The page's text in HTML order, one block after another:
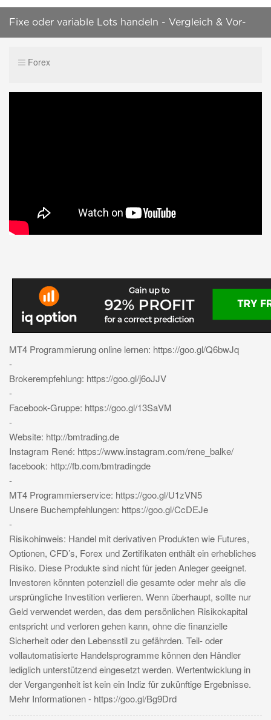
Fixe oder variable Lots handeln - Vergleich & Vor-
Forex
MT4 Programmierung online lernen: https://goo.gl/Q6bwJq
-
Brokerempfehlung: https://goo.gl/j6oJJV
-
Facebook-Gruppe: https://goo.gl/13SaVM
-
Website: http://bmtrading.de
Instagram René: https://www.instagram.com/rene_balke/
facebook: http://fb.com/bmtradingde
-
MT4 Programmierservice: https://goo.gl/U1zVN5
Unsere Buchempfehlungen: https://goo.gl/CcDEJe
-
Risikohinweis: Handel mit derivativen Produkten wie Futures,
Optionen, CFD’s, Forex und Zertifikaten enthält ein erhebliches
Risiko. Diese Produkte sind nicht für jeden Anleger geeignet.
Investoren könnten potenziell die gesamte oder mehr als die
ursprüngliche Investition verlieren. Wenn überhaupt, sollte nur
Geld verwendet werden, das dem persönlichen Risikokapital
entspricht und verloren gehen kann, ohne die finanzielle
Sicherheit oder den Lebensstil zu gefährden. Teil- oder
vollautomatisierte Handelsprogramme können den Händler
lediglich unterstützend eingesetzt werden. Wertentwicklung in
der Vergangenheit ist kein ein Indiz für zukünftige Ergebnisse.
Mehr Informationen - https://goo.gl/Bg9Drd